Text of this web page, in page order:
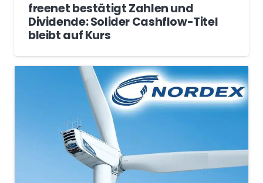
freenet bestätigt Zahlen und
Dividende: Solider Cashflow-Titel
bleibt auf Kurs